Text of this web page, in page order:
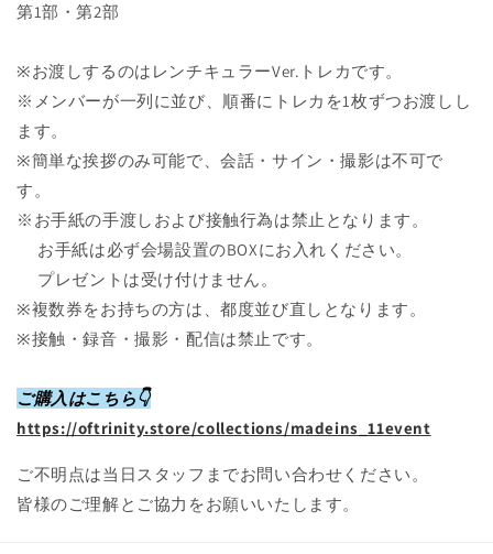
第1部・第2部
※お渡しするのはレンチキュラーVer.トレカです。
※メンバーが一列に並び、順番にトレカを1枚ずつお渡しし
ます。
※簡単な挨拶のみ可能で、会話・サイン・撮影は不可で
す。
※お手紙の手渡しおよび接触行為は禁止となります。
お手紙は必ず会場設置のBOXにお入れください。
プレゼントは受け付けません。
※複数券をお持ちの方は、都度並び直しとなります。
※接触・録音・撮影・配信は禁止です。
ご購入はこちら👇
https://oftrinity.store/collections/madeins_11event
ご不明点は当日スタッフまでお問い合わせください。
皆様のご理解とご協力をお願いいたします。